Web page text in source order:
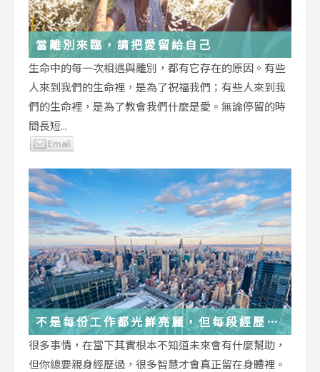
當離別來臨，請把愛留給自己
生命中的每一次相遇與離別，都有它存在的原因。有些
人來到我們的生命裡，是為了祝福我們；有些人來到我
們的生命裡，是為了教會我們什麼是愛。無論停留的時
間長短...
不是每份工作都光鮮亮麗，但每段經歷都
在偷偷改變你
很多事情，在當下其實根本不知道未來會有什麼幫助，
但你總要親身經歷過，很多智慧才會真正留在身體裡。